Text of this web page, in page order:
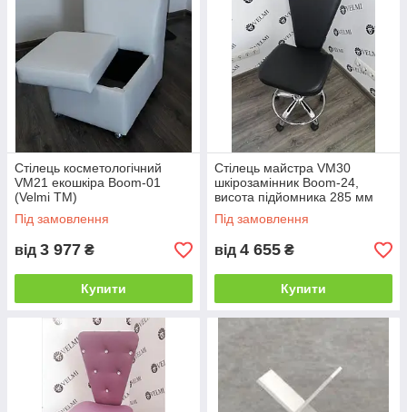
Стілець косметологічний
VM21 екошкіра Boom-01
(Velmi TM)
Під замовлення
від 3 977 ₴
Купити
Стілець майстра VM30
шкірозамінник Boom-24,
висота підйомника 285 мм
(Velmi TM)
Під замовлення
від 4 655 ₴
Купити